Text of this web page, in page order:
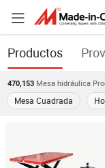
Productos
470,153 Mesa hidráulica
Mesa Cuadrada
Telandor